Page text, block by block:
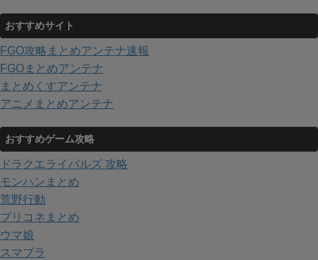
おすすめサイト
FGO攻略まとめアンテナ速報
FGOまとめアンテナ
まとめくすアンテナ
アニメまとめアンテナ
おすすめゲーム攻略
ドラクエライバルズ 攻略
モンハンまとめ
荒野行動
プリコネまとめ
ウマ娘
スマブラ